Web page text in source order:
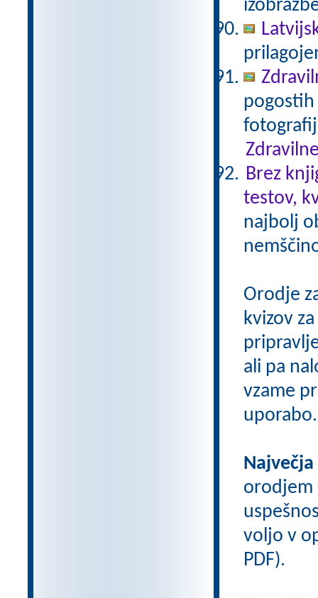
pogostih
Brez
testov,
najbolj
Orodje
kvizov za
ali pa
vzame
uporabo.
orodjem
voljo v
PDF).